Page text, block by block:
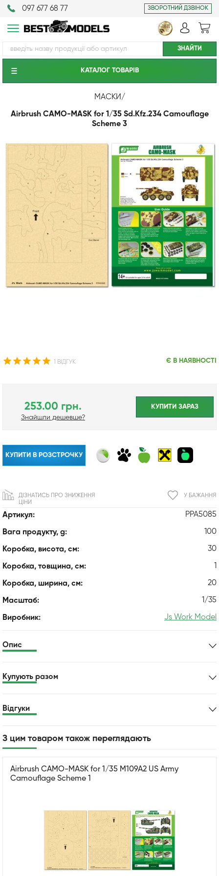
097 677 68 77 ЗВОРОТНИЙ ДЗВІНОК
КАТАЛОГ ТОВАРIВ
МАСКИ/
Airbrush CAMO-MASK for 1/35 Sd.Kfz.234 Camouflage
Scheme 3
1 ВІДГУК Є В НАЯВНОСТІ
Артикул: PPA5085
Вага продукту, g: 100
Коробка, висота, см: 30
Коробка, товщина, см: 1
Коробка, ширина, см: 20
Масштаб: 1/35
Виробник: Js Work Model
253.00 грн.
Знайшли дешевше?
КУПИТИ ЗАРАЗ
КУПИТИ В РОЗСТРОЧКУ
У БАЖАННЯ
ДІЗНАТИСЬ ПРО ЗНИЖЕННЯ
ЦІНИ
Опис
Купують разом
Відгуки
З цим товаром також переглядають
Airbrush CAMO-MASK for 1/35 M109A2 US Army
Camouflage Scheme 1